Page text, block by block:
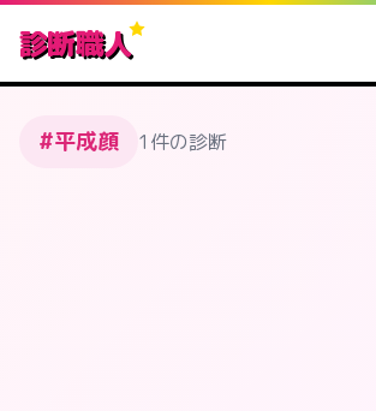
診断職人
#平成顔 1件の診断